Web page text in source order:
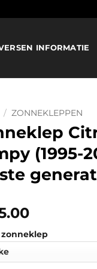
INFORMATIE
/ ZONNEKLEPPEN
(1995-
zonneklep